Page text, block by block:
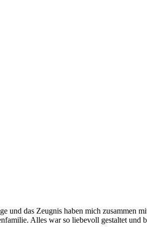
das Zeugnis haben mich zusammen
Alles war so liebevoll gestaltet